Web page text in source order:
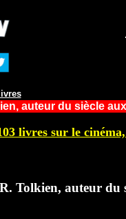
auteur du siècle
livres sur le
Tolkien, auteur du